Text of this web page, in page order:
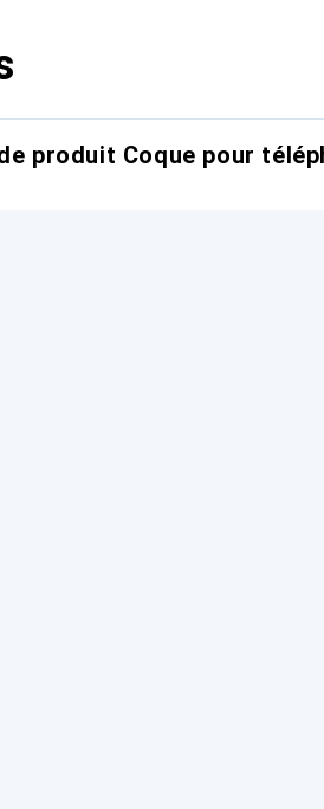
produit Coque pour